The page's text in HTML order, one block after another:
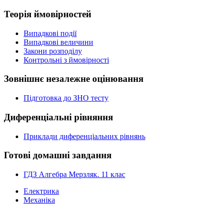
Теорія ймовірностей
Випадкові події
Випадкові величини
Закони розподілу
Контрольні з ймовірності
Зовнішнє незалежне оцінювання
Підготовка до ЗНО тесту
Диференціальні рівняння
Приклади диференціальних рівнянь
Готові домашні завдання
ГДЗ Алгебра Мерзляк. 11 клас
Електрика
Механіка